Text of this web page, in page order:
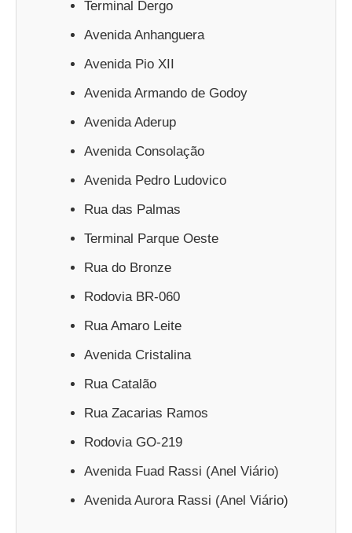
Terminal Dergo
Avenida Anhanguera
Avenida Pio XII
Avenida Armando de Godoy
Avenida Aderup
Avenida Consolação
Avenida Pedro Ludovico
Rua das Palmas
Terminal Parque Oeste
Rua do Bronze
Rodovia BR-060
Rua Amaro Leite
Avenida Cristalina
Rua Catalão
Rua Zacarias Ramos
Rodovia GO-219
Avenida Fuad Rassi (Anel Viário)
Avenida Aurora Rassi (Anel Viário)